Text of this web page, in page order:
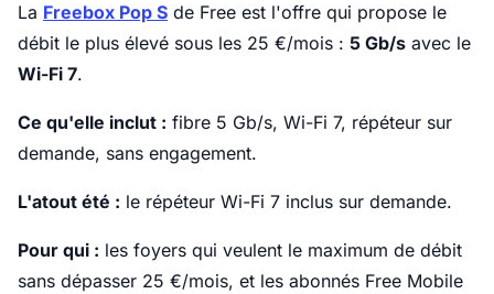
La Freebox Pop S de Free est l'offre qui propose le
débit le plus élevé sous les 25 €/mois : 5 Gb/s avec le
Wi-Fi 7.
Ce qu'elle inclut : fibre 5 Gb/s, Wi-Fi 7, répéteur sur
demande, sans engagement.
L'atout été : le répéteur Wi-Fi 7 inclus sur demande.
Pour qui : les foyers qui veulent le maximum de débit
sans dépasser 25 €/mois, et les abonnés Free Mobile